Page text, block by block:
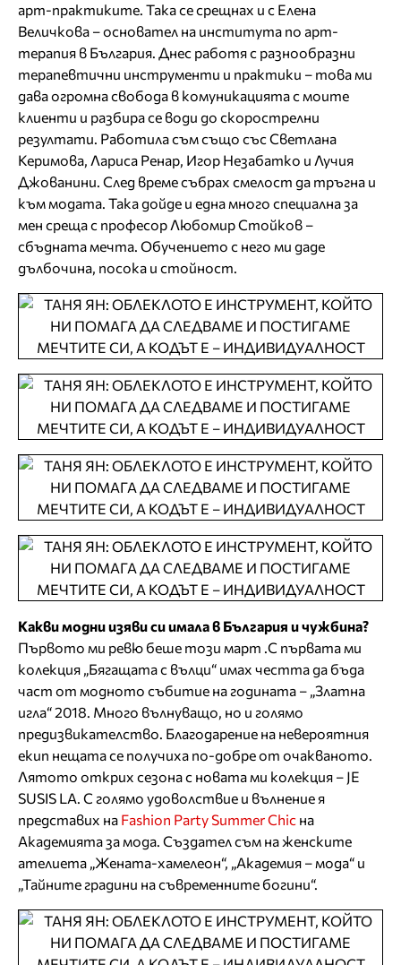
арт-практиките. Така се срещнах и с Елена
Величкова – основател на института по арт-
терапия в България. Днес работя с разнообразни
терапевтични инструменти и практики – това ми
дава огромна свобода в комуникацията с моите
клиенти и разбира се води до скорострелни
резултати. Работила съм също със Светлана
Керимова, Лариса Ренар, Игор Незабатко и Лучия
Джованини. След време събрах смелост да тръгна и
към модата. Така дойде и една много специална за
мен среща с професор Любомир Стойков –
сбъдната мечта. Обучението с него ми даде
дълбочина, посока и стойност.
Какви модни изяви си имала в България и чужбина?
Първото ми ревю беше този март .С първата ми
колекция „Бягащата с вълци“ имах честта да бъда
част от модното събитие на годината – „Златна
игла“ 2018. Много вълнуващо, но и голямо
предизвикателство. Благодарение на невероятния
екип нещата се получиха по-добре от очакваното.
Лятото открих сезона с новата ми колекция – JE
SUSIS LA. С голямо удоволствие и вълнение я
представих на Fashion Party Summer Chic на
Академията за мода. Създател съм на женските
ателиета „Жената-хамелеон“, „Академия – мода“ и
„Тайните градини на съвременните богини“.